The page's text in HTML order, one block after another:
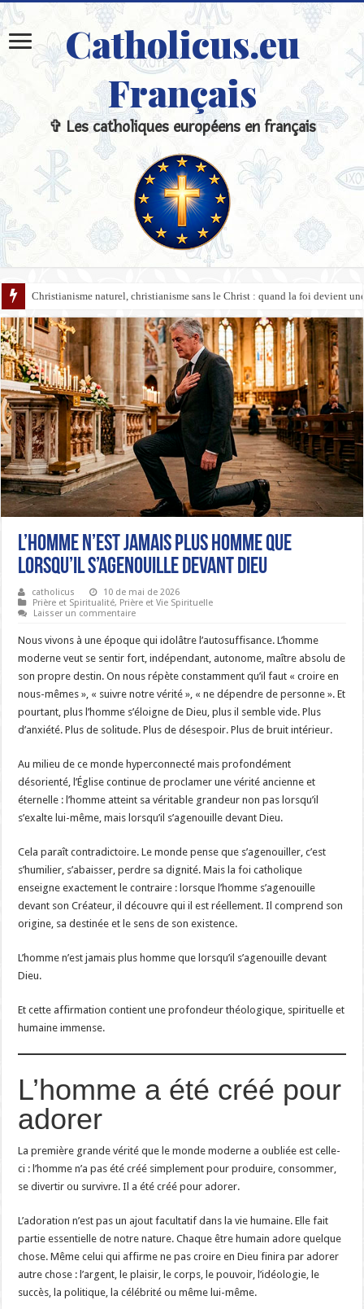
Catholicus.eu
Français
✞ Les catholiques européens en français
L’Inquisition et les légendes noires : comment répondre aux accusations
L’homme n’est jamais plus homme que
lorsqu’il s’agenouille devant Dieu
catholicus
10 de mai de 2026
Prière et Spiritualité, Prière et Vie Spirituelle
Laisser un commentaire
Nous vivons à une époque qui idolâtre l’autosuffisance. L’homme
moderne veut se sentir fort, indépendant, autonome, maître absolu de
son propre destin. On nous répète constamment qu’il faut « croire en
nous-mêmes », « suivre notre vérité », « ne dépendre de personne ». Et
pourtant, plus l’homme s’éloigne de Dieu, plus il semble vide. Plus
d’anxiété. Plus de solitude. Plus de désespoir. Plus de bruit intérieur.
Au milieu de ce monde hyperconnecté mais profondément
désorienté, l’Église continue de proclamer une vérité ancienne et
éternelle : l’homme atteint sa véritable grandeur non pas lorsqu’il
s’exalte lui-même, mais lorsqu’il s’agenouille devant Dieu.
Cela paraît contradictoire. Le monde pense que s’agenouiller, c’est
s’humilier, s’abaisser, perdre sa dignité. Mais la foi catholique
enseigne exactement le contraire : lorsque l’homme s’agenouille
devant son Créateur, il découvre qui il est réellement. Il comprend son
origine, sa destinée et le sens de son existence.
L’homme n’est jamais plus homme que lorsqu’il s’agenouille devant
Dieu.
Et cette affirmation contient une profondeur théologique, spirituelle et
humaine immense.
L’homme a été créé pour
adorer
La première grande vérité que le monde moderne a oubliée est celle-
ci : l’homme n’a pas été créé simplement pour produire, consommer,
se divertir ou survivre. Il a été créé pour adorer.
L’adoration n’est pas un ajout facultatif dans la vie humaine. Elle fait
partie essentielle de notre nature. Chaque être humain adore quelque
chose. Même celui qui affirme ne pas croire en Dieu finira par adorer
autre chose : l’argent, le plaisir, le corps, le pouvoir, l’idéologie, le
succès, la politique, la célébrité ou même lui-même.